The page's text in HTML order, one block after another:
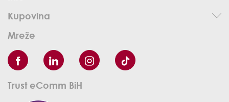
Kupovina
Mreže
Trust eComm BiH